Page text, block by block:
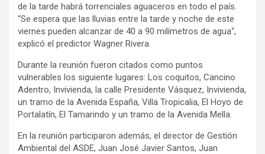
de la tarde habrá torrenciales aguaceros en todo el país.
“Se espera que las lluvias entre la tarde y noche de este
viernes pueden alcanzar de 40 a 90 milímetros de agua“,
explicó el predictor Wagner Rivera.
Durante la reunión fueron citados como puntos
vulnerables los siguiente lugares: Los coquitos, Cancino
Adentro, Invivienda, la calle Presidente Vásquez, Invivienda,
un tramo de la Avenida España, Villa Tropicalia, El Hoyo de
Portalatín, El Tamarindo y un tramo de la Avenida Mella.
En la reunión participaron además, el director de Gestión
Ambiental del ASDE, Juan José Javier Santos, Juan